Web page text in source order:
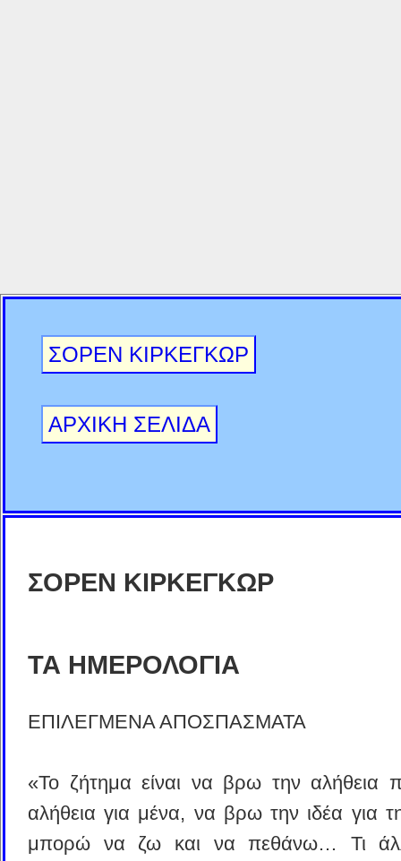
ΣΟΡΕΝ ΚΙΡΚΕΓΚΩΡ
ΑΡΧΙΚΗ ΣΕΛΙΔΑ
ΣΟΡΕΝ ΚΙΡΚΕΓΚΩΡ
ΤΑ ΗΜΕΡΟΛΟΓΙΑ
ΕΠΙΛΕΓΜΕΝΑ ΑΠΟΣΠΑΣΜΑΤΑ
«Το ζήτημα είναι να βρω την αλήθεια
αλήθεια για μένα, να βρω την ιδέα για
μπορώ να ζω και να πεθάνω… Τι